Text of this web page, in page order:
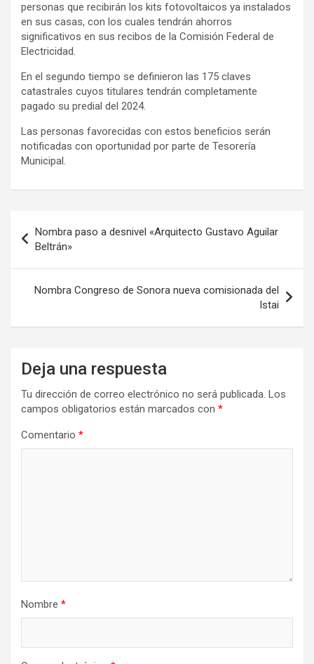
personas que recibirán los kits fotovoltaicos ya instalados
en sus casas, con los cuales tendrán ahorros
significativos en sus recibos de la Comisión Federal de
Electricidad.
En el segundo tiempo se definieron las 175 claves
catastrales cuyos titulares tendrán completamente
pagado su predial del 2024.
Las personas favorecidas con estos beneficios serán
notificadas con oportunidad por parte de Tesorería
Municipal.
de
entradas
Nombra paso a desnivel «Arquitecto Gustavo Aguilar
Beltrán»
Nombra Congreso de Sonora nueva comisionada del
Istai
Deja una respuesta
Tu dirección de correo electrónico no será publicada. Los
campos obligatorios están marcados con *
Comentario *
Nombre *